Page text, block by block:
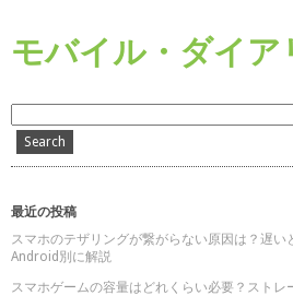
モバイル・ダイア
最近の投稿
スマホのテザリングが繋がらない原因は？遅い
Android別に解説
スマホゲームの容量はどれくらい必要？ストレ